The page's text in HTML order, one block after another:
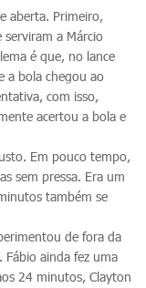
aberta. Primeiro,
a Márcio
é que, no lance
a bola chegou ao
com isso,
acertou a bola e
Em pouco tempo,
sem pressa. Era um
também se
de fora da
ainda fez uma
24 minutos, Clayton